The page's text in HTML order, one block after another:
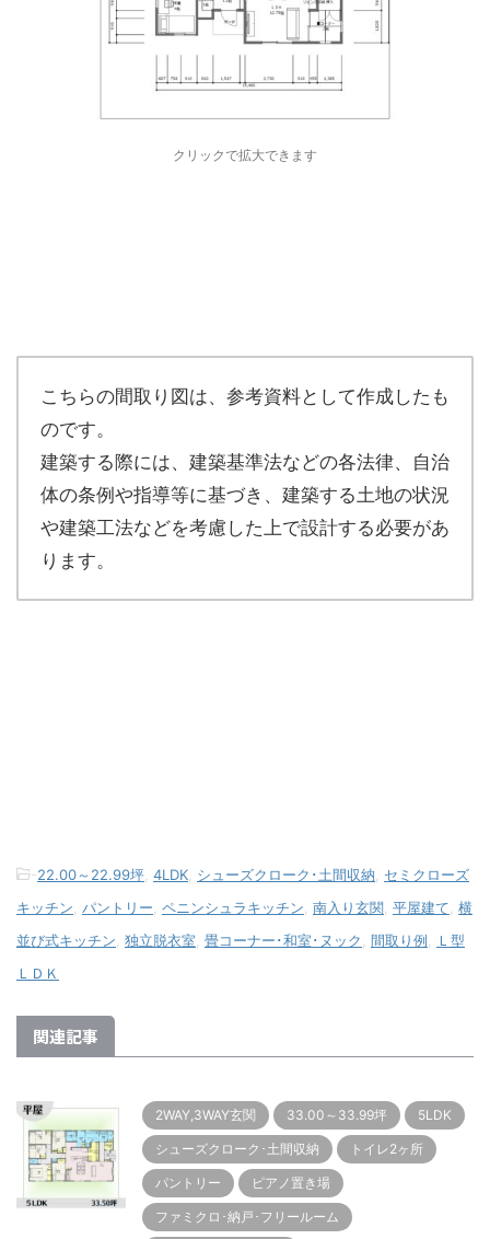
クリックで拡大できます
こちらの間取り図は、参考資料として作成したも
のです。
建築する際には、建築基準法などの各法律、自治
体の条例や指導等に基づき、建築する土地の状況
や建築工法などを考慮した上で設計する必要があ
ります。
-22.00～22.99坪 4LDK シューズクローク･土間収納
セミクローズ
キッチン パントリー ペニンシュラキッチン 南入り玄関 平屋建て 横
並び式キッチン 独立脱衣室 畳コーナー･和室･ヌック 間取り例
Ｌ型
ＬＤＫ
関連記事
2WAY,3WAY玄関 33.00～33.99坪 5LDK
シューズクローク･土間収納 トイレ2ヶ所
パントリー ピアノ置き場
ファミクロ･納戸･フリールーム